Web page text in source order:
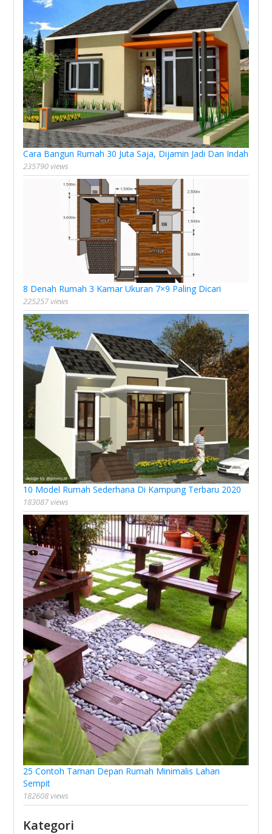
Cara Bangun Rumah 30 Juta Saja, Dijamin Jadi Dan Indah
235790 views
8 Denah Rumah 3 Kamar Ukuran 7×9 Paling Dicari
225257 views
10 Model Rumah Sederhana Di Kampung Terbaru 2020
183087 views
25 Contoh Taman Depan Rumah Minimalis Lahan
Sempit
182608 views
Kategori